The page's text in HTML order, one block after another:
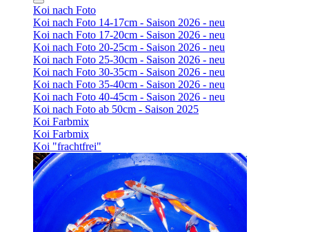
Koi nach Foto
Koi nach Foto 14-17cm - Saison 2026 - neu
Koi nach Foto 17-20cm - Saison 2026 - neu
Koi nach Foto 20-25cm - Saison 2026 - neu
Koi nach Foto 25-30cm - Saison 2026 - neu
Koi nach Foto 30-35cm - Saison 2026 - neu
Koi nach Foto 35-40cm - Saison 2026 - neu
Koi nach Foto 40-45cm - Saison 2026 - neu
Koi nach Foto ab 50cm - Saison 2025
Koi Farbmix
Koi Farbmix
Koi "frachtfrei"